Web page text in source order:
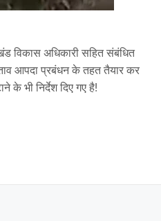
विकास अधिकारी सहित संबंधित
आपदा प्रबंधन के तहत तैयार कर
के भी निर्देश दिए गए है!